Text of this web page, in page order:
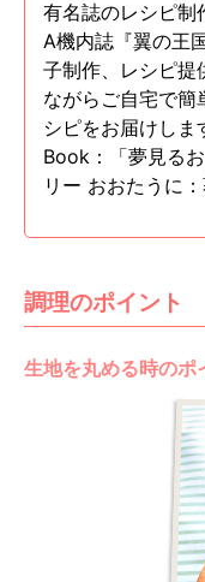
有名誌のレシピ
A機内誌『翼の王
子制作、レシピ提
ながらご自宅で簡
シピをお届けしま
Book：「夢見る
リー おおたうに
調理のポイント
生地を丸める時のポ